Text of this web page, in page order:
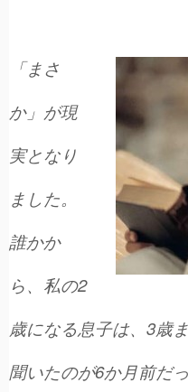
「まさ
か」が現
実となり
ました。
誰かか
ら、私の2
歳になる息子は、3歳
聞いたのが6か月前だ